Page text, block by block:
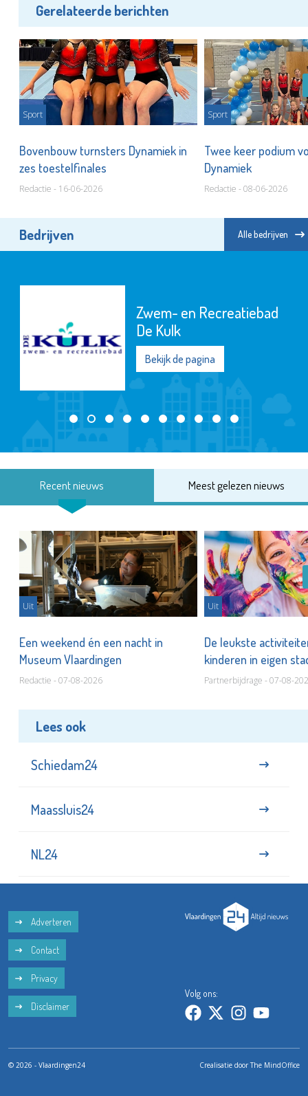
Gerelateerde berichten
Sport
Bovenbouw turnsters Dynamiek in
zes toestelfinales
Redactie - 16-06-2026
Sport
Twee keer podium
Dynamiek
Redactie - 08-06-2026
Bedrijven Alle bedrijven
Zwem- en Recreatiebad
De Kulk
Bekijk de pagina
Recent nieuws Meest gelezen nieuws
Uit
Een weekend én een nacht in
Museum Vlaardingen
Redactie - 07-08-2026
Uit
De leukste
kinderen in eigen
Partnerbijdrage - 07-08-
Lees ook
Schiedam24
Maassluis24
NL24
Adverteren
Contact
Privacy
Disclaimer
Volg ons:
© 2026 - Vlaardingen24 Crealisatie doorThe MindOffice